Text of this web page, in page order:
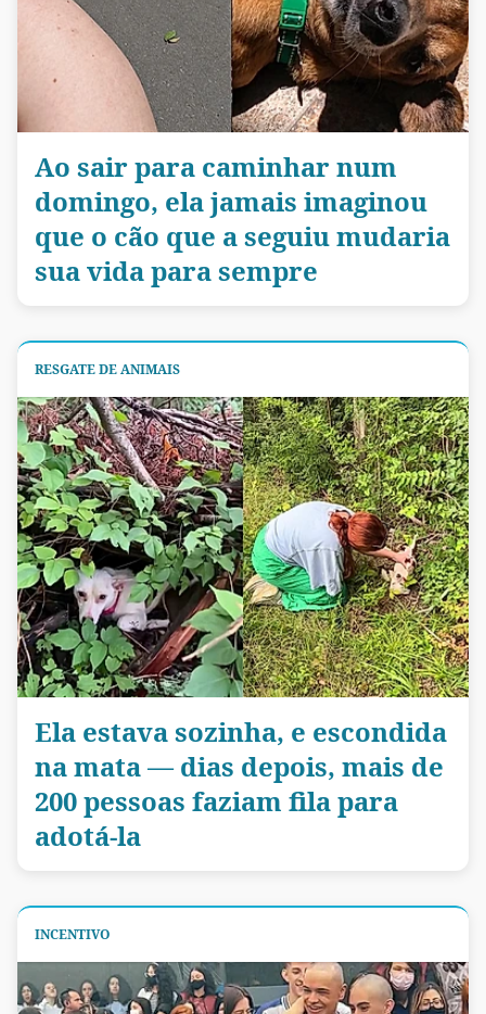
Ao sair para caminhar num
domingo, ela jamais imaginou
que o cão que a seguiu mudaria
sua vida para sempre
RESGATE DE ANIMAIS
Ela estava sozinha, e escondida
na mata — dias depois, mais de
200 pessoas faziam fila para
adotá-la
INCENTIVO